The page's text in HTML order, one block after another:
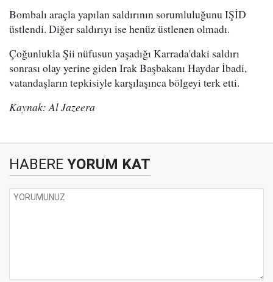
Bombalı araçla yapılan saldırının sorumluluğunu IŞİD
üstlendi. Diğer saldırıyı ise henüz üstlenen olmadı.
Çoğunlukla Şii nüfusun yaşadığı Karrada'daki saldırı
sonrası olay yerine giden Irak Başbakanı Haydar İbadi,
vatandaşların tepkisiyle karşılaşınca bölgeyi terk etti.
Kaynak: Al Jazeera
HABERE YORUM KAT